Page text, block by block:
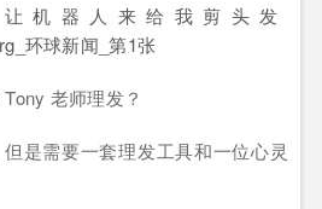
老师理发？
是需要一套理发工具和一位心灵